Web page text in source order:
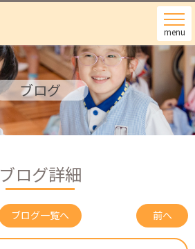
menu
ブログ
ブログ詳細
前へ
ブログ一覧へ